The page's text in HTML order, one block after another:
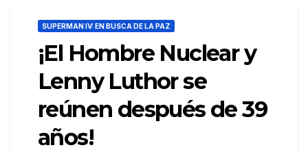
SUPERMAN IV: EN BUSCA DE LA PAZ
¡El Hombre Nuclear y
Lenny Luthor se
reúnen después de 39
años!